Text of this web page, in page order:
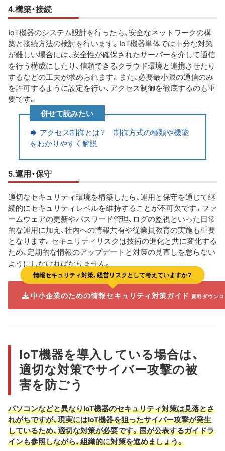
4.構築・接続
IoT機器のシステム設計を行ったら、安全なネットワークの構
築と接続方法の検討を行います。IoT機器単体では十分な対策
が難しい場合には、安全性が確保されたサーバーを介して通信
を行う構成にしたり、信頼できるクラウド環境と連携させたり
するなどの工夫が求められます。また、必要最小限の通信のみ
を許可するように設定を行い、アクセス制御を徹底するのも重
要です。
併せて読みたい
アクセス制御とは？ 制御方式の種類や機能
をわかりやすく解説
5.運用・保守
適切なセキュリティ環境を構築したら、運用と保守を通じて継
続的にセキュリティレベルを維持することが不可欠です。ファ
ームウェアの更新やパスワード管理、ログの監視といった日常
的な運用に加え、社内への情報共有や従業員教育の実施も重要
となります。セキュリティリスクは技術の進化と共に変化する
ため、定期的な情報のアップデートと対策の見直しを怠らない
ようにしなければなりません。
情報セキュリティ対策、経営リスクとして考えていますか？
中小企業のための情報セキュリティ対策ガイド資料ダウンロ
IoT機器を導入している場合は、
適切な対策でサイバー攻撃の被
害を防ごう
パソコンなどと異なりIoT機器のセキュリティ対策は見落とさ
れがちですが、現実にはIoT機器を狙ったサイバー攻撃が発生
しているため、適切な対策が必要です。国が公表するガイドラ
インも参照しながら、組織的に対策を進めましょう。